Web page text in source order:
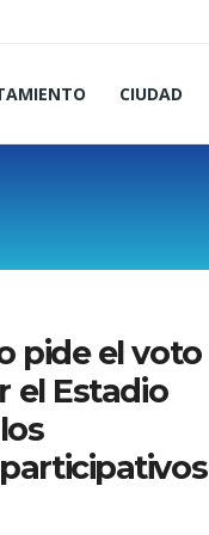
CIUDAD
pide el voto
el Estadio